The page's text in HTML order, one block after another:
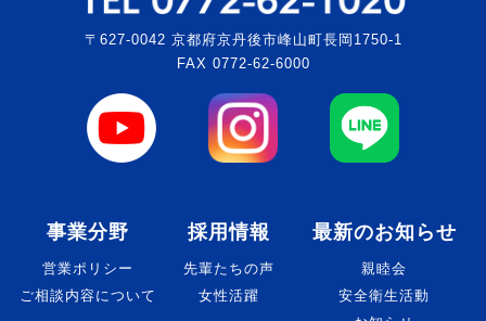
〒627-0042 京都府京丹後市峰山町長岡1750-1
FAX 0772-62-6000
事業分野
営業ポリシー
ご相談内容について
採用情報
先輩たちの声
女性活躍
最新のお知らせ
親睦会
安全衛生活動